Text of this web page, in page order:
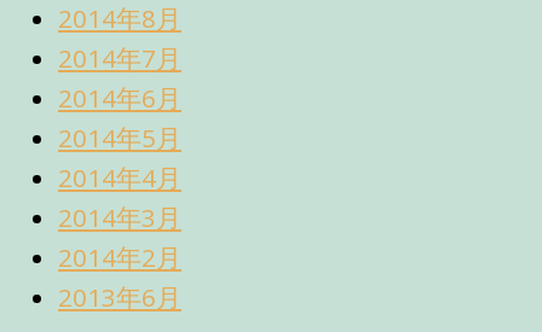
2014年8月
2014年7月
2014年6月
2014年5月
2014年4月
2014年3月
2014年2月
2013年6月